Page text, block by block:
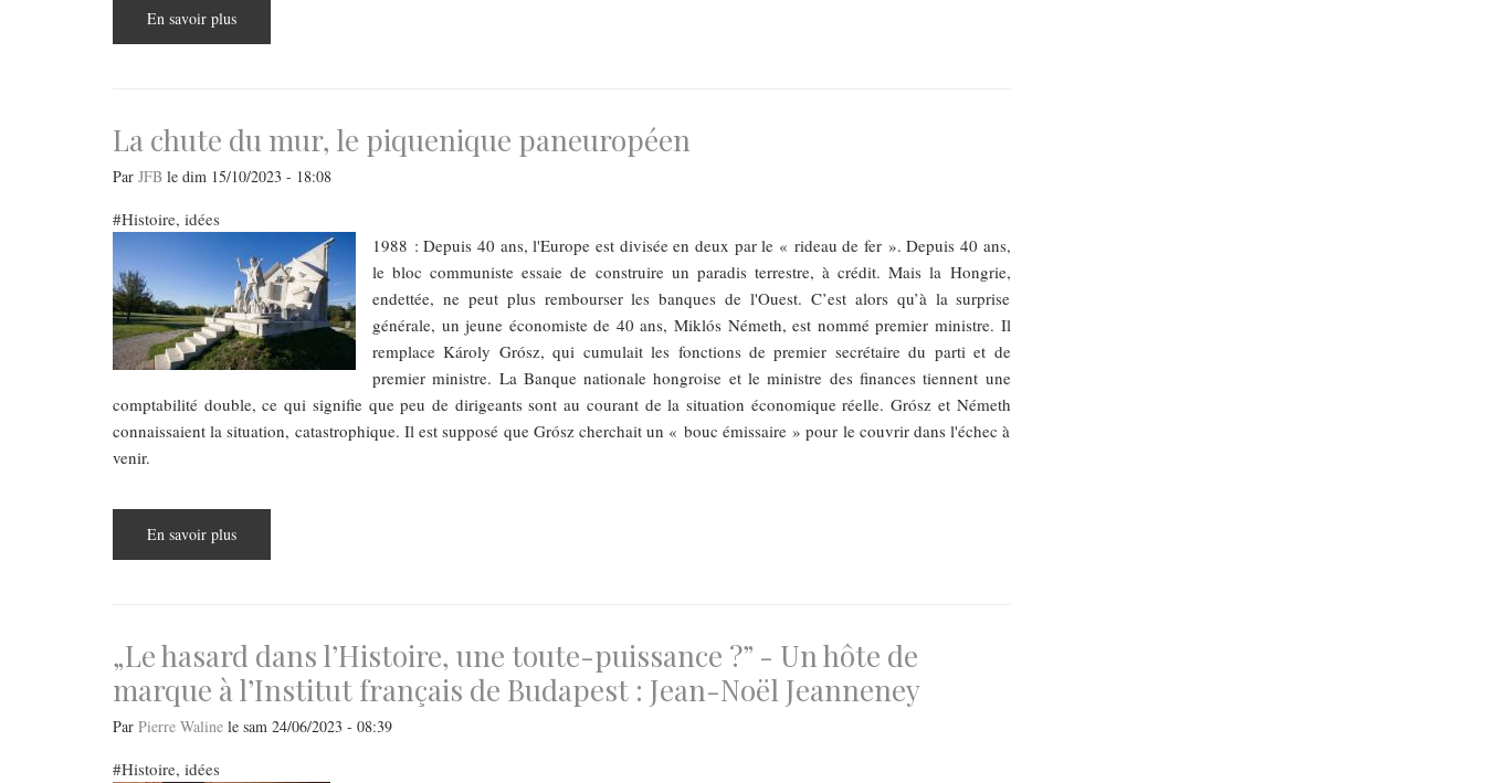
En savoir plus
durable
La chute du mur, le piquenique paneuropéen
Par JFB le dim 15/10/2023 - 18:08
Histoire, idées
1988 : Depuis 40 ans, l'Europe est divisée en deux par le « rideau de fer ». Depuis 40 ans,
le bloc communiste essaie de construire un paradis terrestre, à crédit. Mais la Hongrie,
endettée, ne peut plus rembourser les banques de l'Ouest. C’est alors qu’à la surprise
générale, un jeune économiste de 40 ans, Miklós Németh, est nommé premier ministre. Il
remplace Károly Grósz, qui cumulait les fonctions de premier secrétaire du parti et de
premier ministre. La Banque nationale hongroise et le ministre des finances tiennent une
comptabilité double, ce qui signifie que peu de dirigeants sont au courant de la situation économique réelle. Grósz et Németh
connaissaient la situation, catastrophique. Il est supposé que Grósz cherchait un « bouc émissaire » pour le couvrir dans l'échec à
venir.
En savoir plus
chute
paneuropéen
​​​​​​​„Le hasard dans l’Histoire, une toute-puissance ?” - Un hôte de
marque à l’Institut français de Budapest : Jean-Noël Jeanneney
Par Pierre Waline le sam 24/06/2023 - 08:39
Histoire, idées